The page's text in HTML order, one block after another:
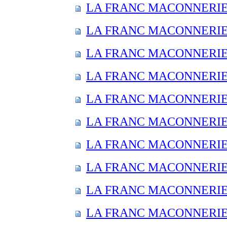
LA FRANC
LA FRANC
LA FRANC
LA FRANC
LA FRANC
LA FRANC
LA FRANC
LA FRANC
LA FRANC
LA FRANC